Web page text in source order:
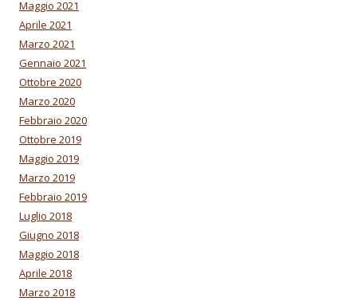
Maggio 2021
Aprile 2021
Marzo 2021
Gennaio 2021
Ottobre 2020
Marzo 2020
Febbraio 2020
Ottobre 2019
Maggio 2019
Marzo 2019
Febbraio 2019
Luglio 2018
Giugno 2018
Maggio 2018
Aprile 2018
Marzo 2018